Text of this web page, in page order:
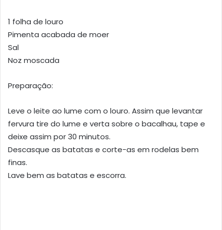
1 folha de louro
Pimenta acabada de moer
Sal
Noz moscada
Preparação:
Leve o leite ao lume com o louro. Assim que levantar
fervura tire do lume e verta sobre o bacalhau, tape e
deixe assim por 30 minutos.
Descasque as batatas e corte-as em rodelas bem
finas.
Lave bem as batatas e escorra.